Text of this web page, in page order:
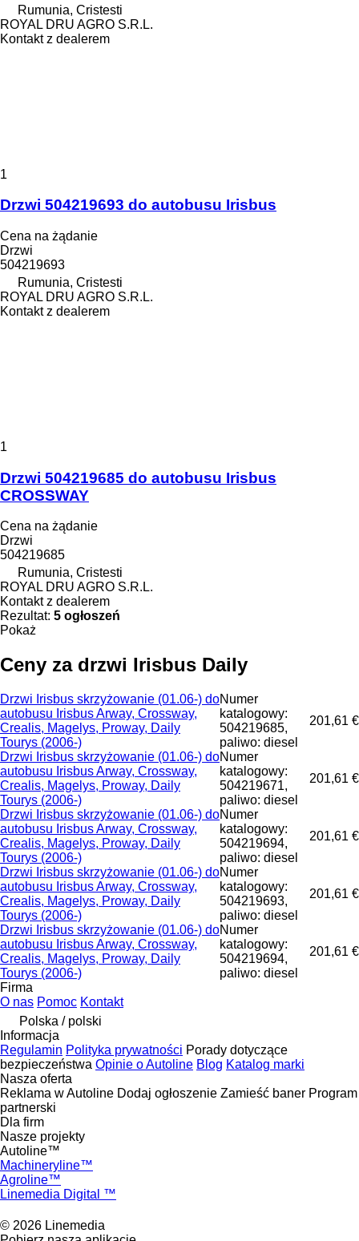
Rumunia, Cristesti
ROYAL DRU AGRO S.R.L.
Kontakt z dealerem
1
Drzwi 504219693 do autobusu Irisbus
Cena na żądanie
Drzwi
504219693
Rumunia, Cristesti
ROYAL DRU AGRO S.R.L.
Kontakt z dealerem
1
Drzwi 504219685 do autobusu Irisbus
CROSSWAY
Cena na żądanie
Drzwi
504219685
Rumunia, Cristesti
ROYAL DRU AGRO S.R.L.
Kontakt z dealerem
Rezultat: 5 ogłoszeń
Pokaż
Ceny za drzwi Irisbus Daily
Drzwi Irisbus skrzyżowanie (01.06-) do
autobusu Irisbus Arway, Crossway,
Crealis, Magelys, Proway, Daily
Tourys (2006-)
Numer
katalogowy:
504219685,
paliwo: diesel
201,61 €
Drzwi Irisbus skrzyżowanie (01.06-) do
autobusu Irisbus Arway, Crossway,
Crealis, Magelys, Proway, Daily
Tourys (2006-)
Numer
katalogowy:
504219671,
paliwo: diesel
201,61 €
Drzwi Irisbus skrzyżowanie (01.06-) do
autobusu Irisbus Arway, Crossway,
Crealis, Magelys, Proway, Daily
Tourys (2006-)
Numer
katalogowy:
504219694,
paliwo: diesel
201,61 €
Drzwi Irisbus skrzyżowanie (01.06-) do
autobusu Irisbus Arway, Crossway,
Crealis, Magelys, Proway, Daily
Tourys (2006-)
Numer
katalogowy:
504219693,
paliwo: diesel
201,61 €
Drzwi Irisbus skrzyżowanie (01.06-) do
autobusu Irisbus Arway, Crossway,
Crealis, Magelys, Proway, Daily
Tourys (2006-)
Numer
katalogowy:
504219694,
paliwo: diesel
201,61 €
Firma
O nas Pomoc Kontakt
Polska / polski
Informacja
Regulamin Polityka prywatności Porady dotyczące
bezpieczeństwa Opinie o Autoline Blog Katalog marki
Nasza oferta
Reklama w Autoline Dodaj ogłoszenie Zamieść baner Program
partnerski
Dla firm
Nasze projekty
Autoline™
Machineryline™
Agroline™
Linemedia Digital ™
© 2026 Linemedia